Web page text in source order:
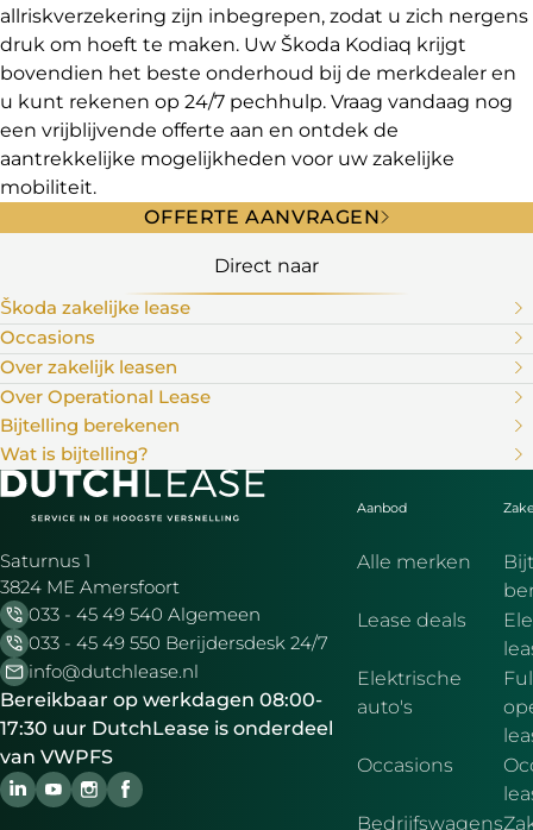
allriskverzekering zijn inbegrepen, zodat u zich nergens
druk om hoeft te maken. Uw Škoda Kodiaq krijgt
bovendien het beste onderhoud bij de merkdealer en
u kunt rekenen op 24/7 pechhulp. Vraag vandaag nog
een vrijblijvende offerte aan en ontdek de
aantrekkelijke mogelijkheden voor uw zakelijke
mobiliteit.
OFFERTE AANVRAGEN
Direct naar
Škoda zakelijke lease
Occasions
Over zakelijk leasen
Over Operational Lease
Bijtelling berekenen
Wat is bijtelling?
Saturnus 1
3824 ME Amersfoort
033 - 45 49 540 Algemeen
033 - 45 49 550 Berijdersdesk 24/7
info@dutchlease.nl
Bereikbaar op werkdagen 08:00-
17:30 uur DutchLease is onderdeel
van VWPFS
Aanbod
Alle merken
Lease deals
Elektrische
auto's
Occasions
Bedrijfswagens